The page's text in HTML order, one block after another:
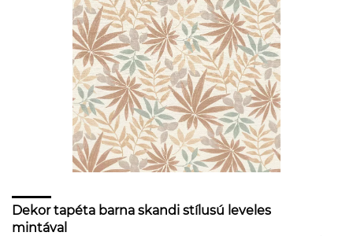
Dekor tapéta barna skandi stílusú leveles
mintával